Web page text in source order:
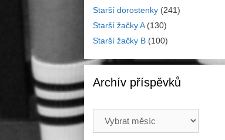
Starší dorostenky (241)
Starší žačky A(130)
Starší žačky B (100)
Archív příspěvků
příspěvků